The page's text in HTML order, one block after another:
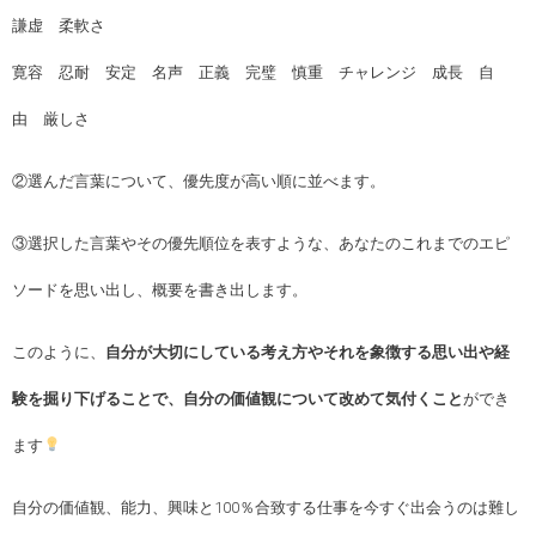
謙虚 柔軟さ
寛容 忍耐 安定 名声 正義 完璧 慎重 チャレンジ 成長 自
由 厳しさ
②選んだ言葉について、優先度が高い順に並べます。
③選択した言葉やその優先順位を表すような、あなたのこれまでのエピ
ソードを思い出し、概要を書き出します。
このように、 自分が大切にしている考え方やそれを象徴する思い出や経
験を掘り下げることで、自分の価値観について改めて気付くことができ
ます
自分の価値観、能力、興味と100％合致する仕事を今すぐ出会うのは難し